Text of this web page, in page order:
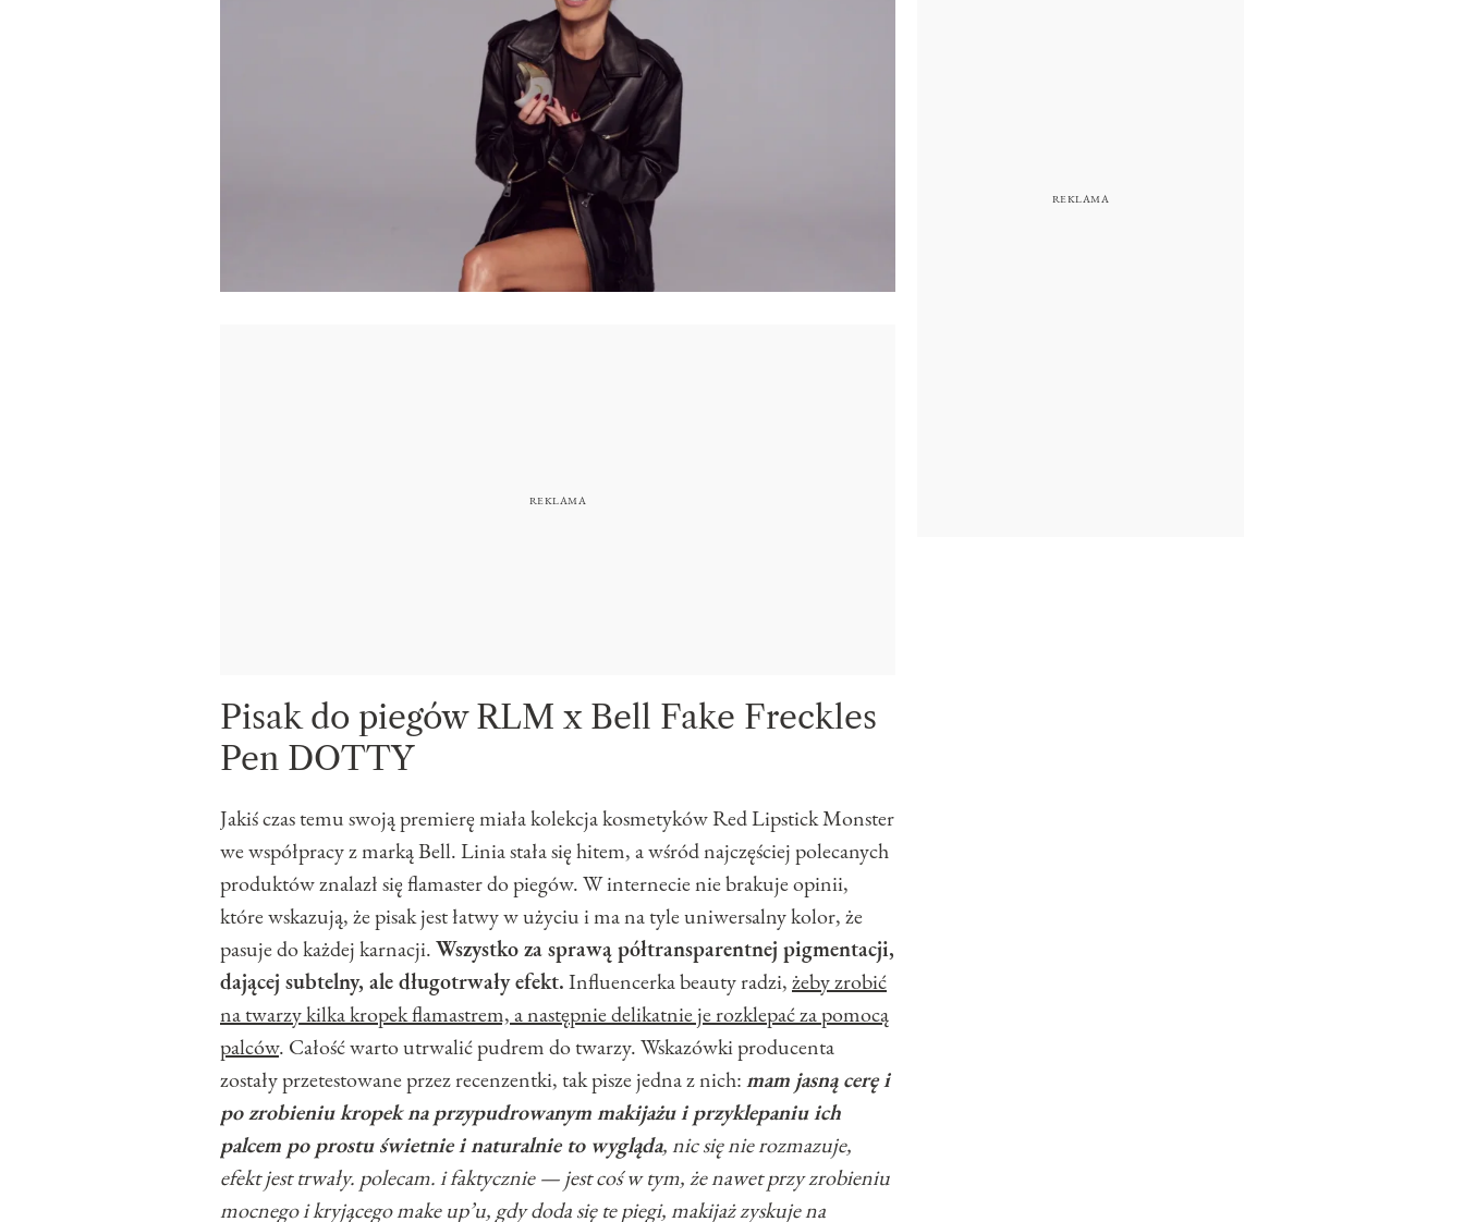
Pisak do piegów RLM x Bell Fake Freckles
Pen DOTTY
Jakiś czas temu swoją premierę miała kolekcja kosmetyków Red Lipstick Monster
we współpracy z marką Bell. Linia stała się hitem, a wśród najczęściej polecanych
produktów znalazł się flamaster do piegów. W internecie nie brakuje opinii,
które wskazują, że pisak jest łatwy w użyciu i ma na tyle uniwersalny kolor, że
pasuje do każdej karnacji.Wszystko za sprawą półtransparentnej pigmentacji,
dającej subtelny, ale długotrwały efekt.Influencerka beauty radzi,żeby zrobić
na twarzy kilka kropek flamastrem, a następnie delikatnie je rozklepać za pomocą
palców. Całość warto utrwalić pudrem do twarzy. Wskazówki producenta
zostały przetestowane przez recenzentki, tak pisze jedna z nich:mam jasną cerę i
po zrobieniu kropek na przypudrowanym makijażu i przyklepaniu ich
palcem po prostu świetnie i naturalnie to wygląda, nic się nie rozmazuje,
efekt jest trwały. polecam. i faktycznie — jest coś w tym, że nawet przy zrobieniu
mocnego i kryjącego make up’u, gdy doda się te piegi, makijaż zyskuje na